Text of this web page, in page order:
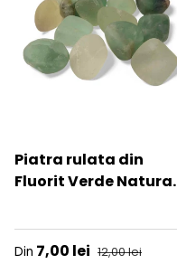
Piatra rulata din
Fluorit Verde Natural
3-4 cm
Preț de vânzare
Din 7,00 lei Preț obișnuit
12,00 lei